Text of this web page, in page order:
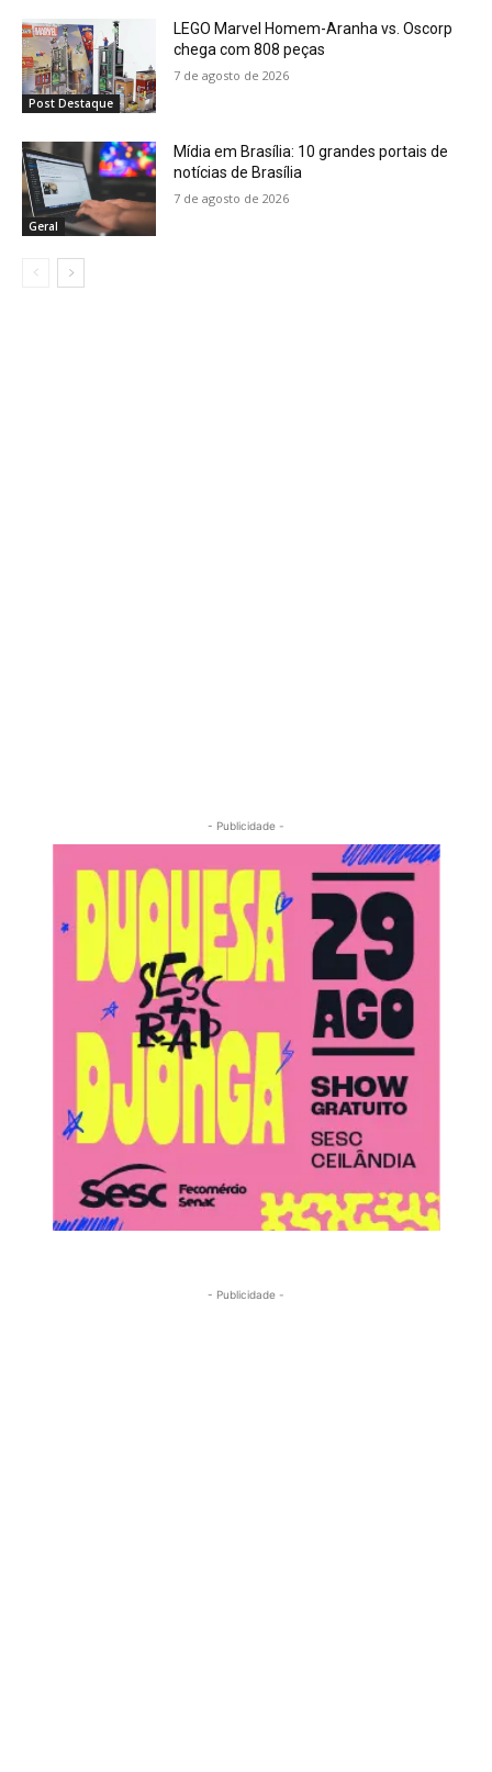
Post Destaque
LEGO Marvel Homem-Aranha vs. Oscorp
chega com 808 peças
7 de agosto de 2026
Geral
Mídia em Brasília: 10 grandes portais de
notícias de Brasília
7 de agosto de 2026
- Publicidade -
- Publicidade -